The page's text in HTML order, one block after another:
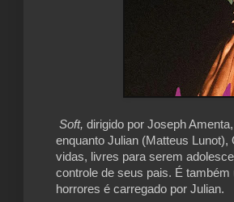
Soft, dirigido por Joseph
enquanto Julian (Matteus
vidas, livres para serem
controle de seus pais. É
horrores é carregado por Julian.